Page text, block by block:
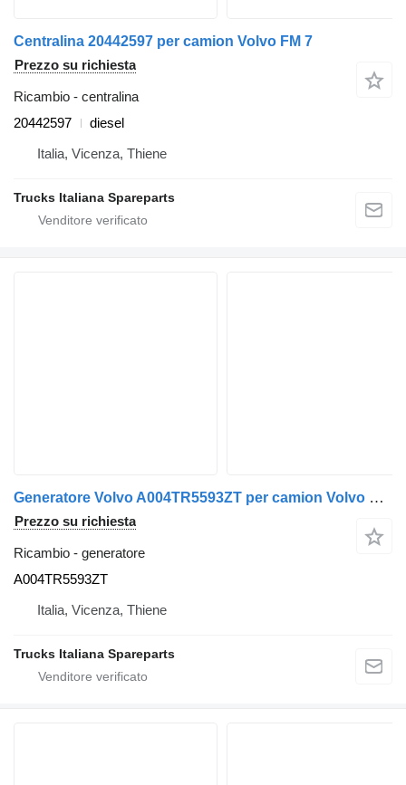
Centralina 20442597 per camion Volvo FM 7
Prezzo su richiesta
Ricambio - centralina
20442597
diesel
Italia, Vicenza, Thiene
Trucks Italiana Spareparts
Generatore Volvo A004TR5593ZT per camion Volvo FM11 euro 5
Prezzo su richiesta
Ricambio - generatore
A004TR5593ZT
Italia, Vicenza, Thiene
Trucks Italiana Spareparts